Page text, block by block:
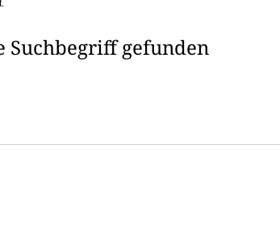
Suchbegriff gefunden